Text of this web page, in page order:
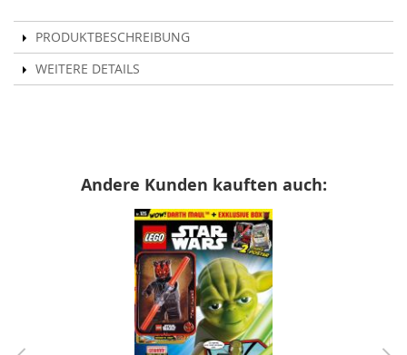
PRODUKTBESCHREIBUNG
WEITERE DETAILS
Andere Kunden kauften auch: